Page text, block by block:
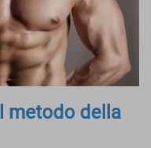
metodo della